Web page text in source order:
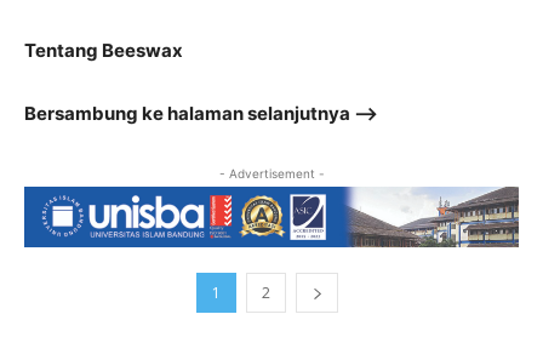
Tentang Beeswax
Bersambung ke halaman selanjutnya –>
- Advertisement -
1 2